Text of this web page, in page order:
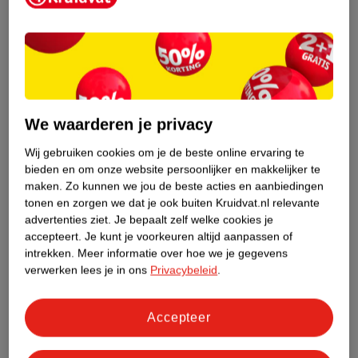
NIVEA Men Strong
250ml - Ieder haartype
4.
69
NIVEA Care & Hold
150ml
55
We waarderen je privacy
Wij gebruiken cookies om je de beste online ervaring te
bieden en om onze website persoonlijker en makkelijker te
maken. Zo kunnen we jou de beste acties en aanbiedingen
tonen en zorgen we dat je ook buiten Kruidvat.nl relevante
advertenties ziet. Je bepaalt zelf welke cookies je
accepteert. Je kunt je voorkeuren altijd aanpassen of
intrekken. Meer informatie over hoe we je gegevens
verwerken lees je in ons Privacybeleid.
Accepteer